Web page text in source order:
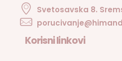
Svetosavska 8.
Korisni linkovi